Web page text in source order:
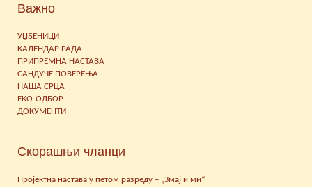
Важно
УЏБЕНИЦИ
КАЛЕНДАР РАДА
ПРИПРЕМНА НАСТАВА
САНДУЧЕ ПОВЕРЕЊА
НАША СРЦА
ЕКО-ОДБОР
ДОКУМЕНТИ
Скорашњи чланци
Пројектна настава у петом разреду – „Змај и ми“